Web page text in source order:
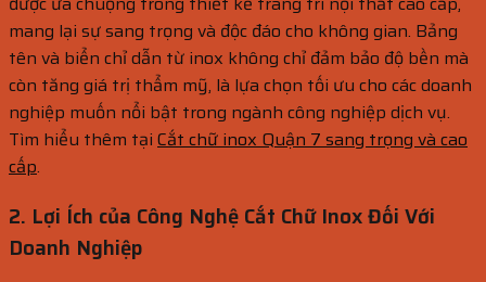
mang lại sự sang trọng và độc đáo cho không gian. Bảng
tên và biển chỉ dẫn từ inox không chỉ đảm bảo độ bền mà
còn tăng giá trị thẩm mỹ, là lựa chọn tối ưu cho các doanh
nghiệp muốn nổi bật trong ngành công nghiệp dịch vụ.
Tìm hiểu thêm tại Cắt chữ inox Quận 7 sang trọng và cao
cấp.
2. Lợi Ích của Công Nghệ Cắt Chữ Inox Đối Với
Doanh Nghiệp